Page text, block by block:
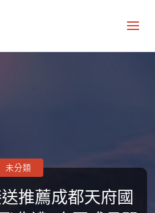
推薦成都天府國
未分類